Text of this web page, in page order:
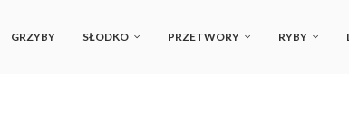
GRZYBY SŁODKO PRZETWORY RYBY